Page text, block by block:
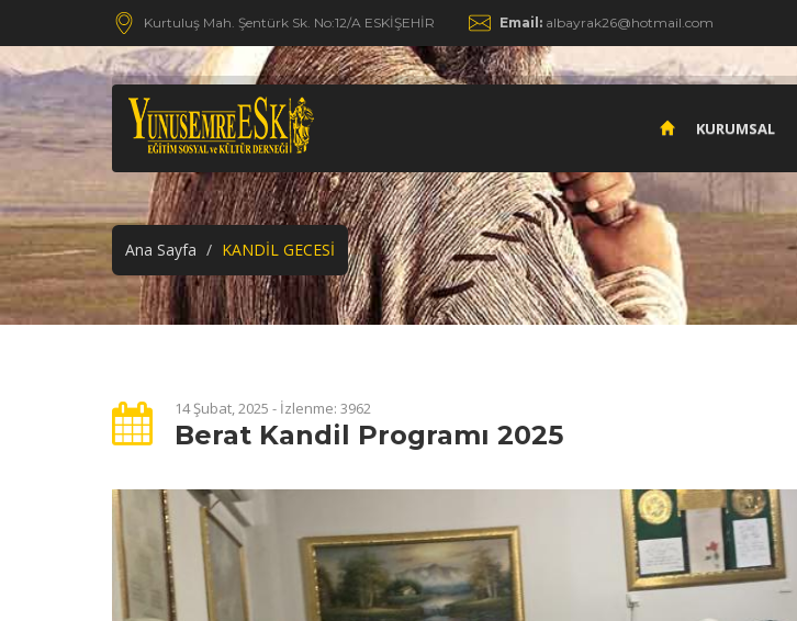
Kurtuluş Mah. Şentürk Sk. No:12/A ESKİŞEHİR Email: albayrak26@hotmail.com
KURUMSAL
Ana Sayfa KANDİL GECESİ
14 Şubat, 2025 - İzlenme: 3962
Berat Kandil Programı 2025